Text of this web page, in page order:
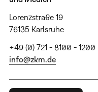
Lorenzstraße 19
76135 Karlsruhe
+49 (0) 721 - 8100 - 1200
info@zkm.de